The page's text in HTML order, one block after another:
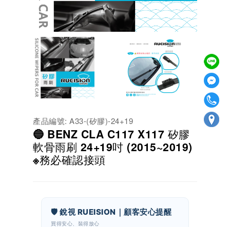
產品編號: A33-(矽膠)-24+19
🔵 BENZ CLA C117 X117 矽膠
軟骨雨刷 24+19吋 (2015~2019)
※務必確認接頭
🛡️ 銳視 RUEISION｜顧客安心提醒
買得安心、裝得放心